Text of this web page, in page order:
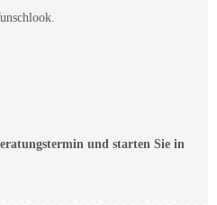
und starten Sie in